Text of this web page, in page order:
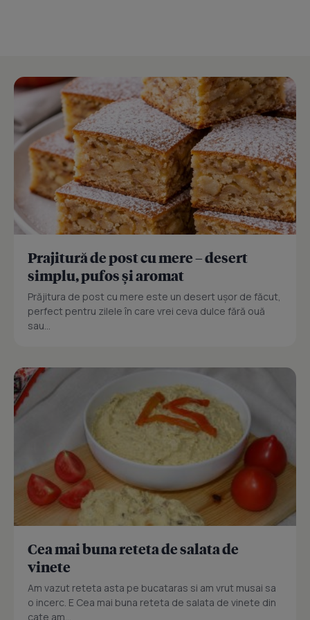
Prajitură de post cu mere – desert
simplu, pufos și aromat
Prăjitura de post cu mere este un desert ușor de făcut,
perfect pentru zilele în care vrei ceva dulce fără ouă
sau...
Cea mai buna reteta de salata de
vinete
Am vazut reteta asta pe bucataras si am vrut musai sa
o incerc. E Cea mai buna reteta de salata de vinete din
cate am...